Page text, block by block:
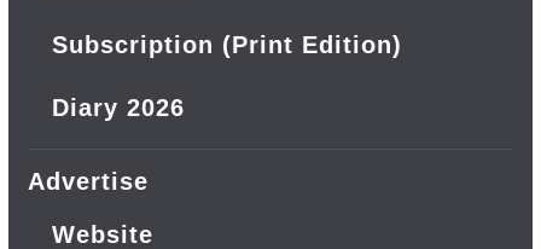
Subscription (Print Edition)
Diary 2026
Advertise
Website